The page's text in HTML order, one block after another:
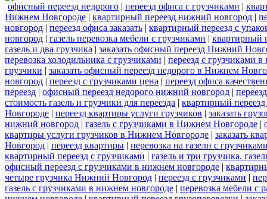
офисный переезд недорого | переезд офиса с грузчиками |
Нижнем Новгороде | квартирный переезд нижний новгород |
новгород | переезд офиса заказать | квартирный переезд с
новгород | газель перевозка мебели с грузчиками | квартирный
газель и два грузчика | заказать офисный переезд Нижний
перевозка холодильника с грузчиками | переезд с грузчиками
грузчики | заказать офисный переезд недорого в Нижнем
новгород | переезд с грузчиками цена | переезд офиса
переезд | офисный переезд недорого нижний новгород |
стоимость газель и грузчики для переезда | квартирный
Новгороде | переезд квартиры услуги грузчиков | заказать
нижний новгород | газель с грузчиками в Нижнем Новгороде |
квартиры услуги грузчиков в Нижнем Новгороде | заказать
Новгород | переезд квартиры | перевозка на газели с
квартирный переезд с грузчиками | газель и три грузчика.
офисный переезд с грузчиками в нижнем новгороде |
четыре грузчика Нижний Новгород | переезд с грузчиками |
газель с грузчиками в нижнем новгороде | перевозка мебели с